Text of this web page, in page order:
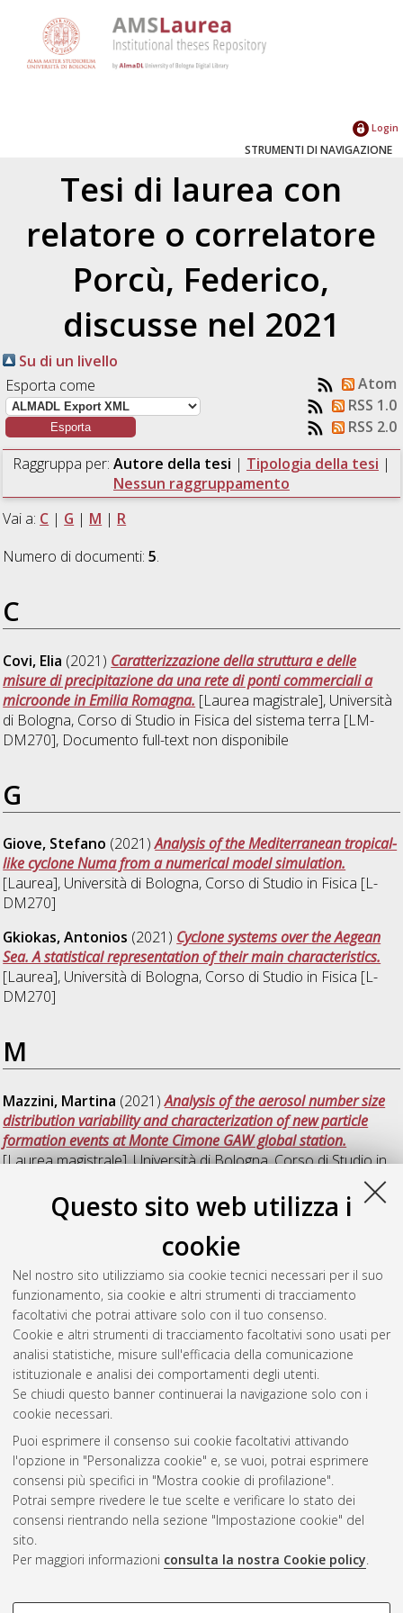
Questo sito web utilizza i
cookie
Nel nostro sito utilizziamo sia cookie tecnici necessari per il suo
funzionamento, sia cookie e altri strumenti di tracciamento
facoltativi che potrai attivare solo con il tuo consenso.
Cookie e altri strumenti di tracciamento facoltativi sono usati per
analisi statistiche, misure sull'efficacia della comunicazione
istituzionale e analisi dei comportamenti degli utenti.
Se chiudi questo banner continuerai la navigazione solo con i
cookie necessari.
Puoi esprimere il consenso sui cookie facoltativi attivando
l'opzione in "Personalizza cookie" e, se vuoi, potrai esprimere
consensi più specifici in "Mostra cookie di profilazione".
Potrai sempre rivedere le tue scelte e verificare lo stato dei
consensi rientrando nella sezione "Impostazione cookie" del
sito.
Per maggiori informazioni consulta la nostra Cookie policy.
COOKIE DI PROFILAZIONE -
Login
STRUMENTI DI NAVIGAZIONE
Tesi di laurea con
relatore o correlatore
Porcù, Federico,
discusse nel 2021
Su di un livello
Esporta come
Atom
RSS 1.0
RSS 2.0
Raggruppa per: Autore della tesi | Tipologia della tesi |
Nessun raggruppamento
Vai a: C | G | M | R
Numero di documenti:5.
C
Covi, Elia (2021) Caratterizzazione della struttura e delle
misure di precipitazione da una rete di ponti commerciali a
microonde in Emilia Romagna. [Laurea magistrale], Università
di Bologna, Corso di Studio in Fisica del sistema terra [LM-
DM270], Documento full-text non disponibile
G
Giove, Stefano (2021)Analysis of the Mediterranean tropical-
like cyclone Numa from a numerical model simulation.
[Laurea], Università di Bologna, Corso di Studio in Fisica [L-
DM270]
Gkiokas, Antonios (2021) Cyclone systems over the Aegean
Sea. A statistical representation of their main characteristics.
[Laurea], Università di Bologna, Corso di Studio in Fisica [L-
DM270]
M
Mazzini, Martina (2021)Analysis of the aerosol number size
distribution variability and characterization of new particle
formation events at Monte Cimone GAW global station.
[Laurea magistrale], Università di Bologna, Corso di Studio in
Rupi, Alberto Pio(2021) Analisi meteorologica di eventi con
precipitazione intensa nell'Italia Centrale. [Laurea magistrale],
Università di Bologna, Corso di Studio inFisica del sistema
terra [LM-DM270], Documento full-text non disponibile
Questa lista e' stata generata ilFri Aug 7 05:20:47 2026 CEST
Atom
Rss 1.0
Rss 2.0
AMS Laurea
Impostazioni Cookie